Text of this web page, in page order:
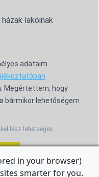
lakóinak
adataim
Megértettem, hogy
bármikor lehetőségem
lesz lehetséges.
in your browser)
smarter for you.